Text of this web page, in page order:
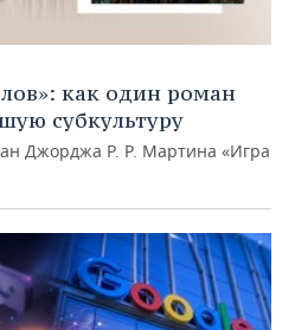
как один роман
субкультуру
Джорджа Р. Р. Мартина «Игра